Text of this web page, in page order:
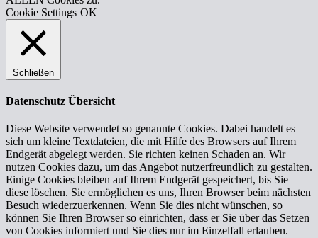
Cookie Settings OK
Schließen
Datenschutz Übersicht
Diese Website verwendet so genannte Cookies. Dabei handelt es
sich um kleine Textdateien, die mit Hilfe des Browsers auf Ihrem
Endgerät abgelegt werden. Sie richten keinen Schaden an. Wir
nutzen Cookies dazu, um das Angebot nutzerfreundlich zu gestalten.
Einige Cookies bleiben auf Ihrem Endgerät gespeichert, bis Sie
diese löschen. Sie ermöglichen es uns, Ihren Browser beim nächsten
Besuch wiederzuerkennen. Wenn Sie dies nicht wünschen, so
können Sie Ihren Browser so einrichten, dass er Sie über das Setzen
von Cookies informiert und Sie dies nur im Einzelfall erlauben.